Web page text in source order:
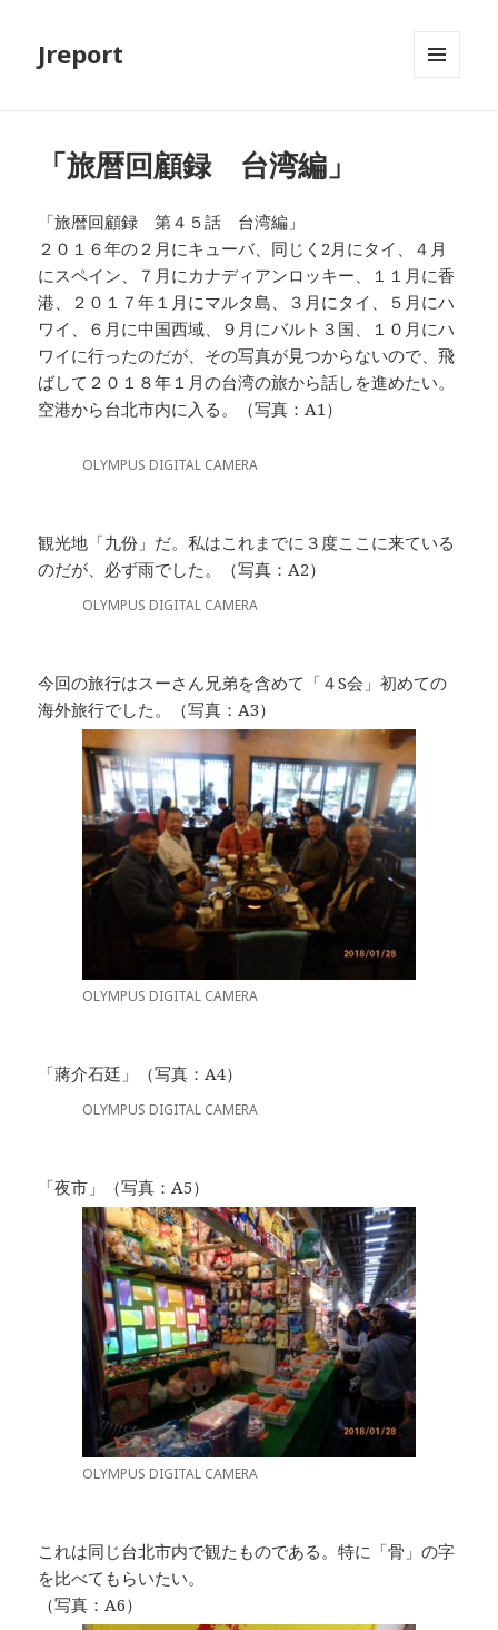
Jreport
「旅暦回顧録 台湾編」
「旅暦回顧録 第４５話 台湾編」
２０１６年の２月にキューバ、同じく2月にタイ、４月
にスペイン、７月にカナディアンロッキー、１１月に香
港、２０１７年１月にマルタ島、３月にタイ、５月にハ
ワイ、６月に中国西域、９月にバルト３国、１０月にハ
ワイに行ったのだが、その写真が見つからないので、飛
ばして２０１８年１月の台湾の旅から話しを進めたい。
空港から台北市内に入る。（写真：A1）
OLYMPUS DIGITAL CAMERA
観光地「九份」だ。私はこれまでに３度ここに来ている
のだが、必ず雨でした。（写真：A2）
OLYMPUS DIGITAL CAMERA
今回の旅行はスーさん兄弟を含めて「４S会」初めての
海外旅行でした。（写真：A3）
OLYMPUS DIGITAL CAMERA
「蔣介石廷」（写真：A4）
OLYMPUS DIGITAL CAMERA
「夜市」（写真：A5）
OLYMPUS DIGITAL CAMERA
これは同じ台北市内で観たものである。特に「骨」の字
を比べてもらいたい。
（写真：A6）